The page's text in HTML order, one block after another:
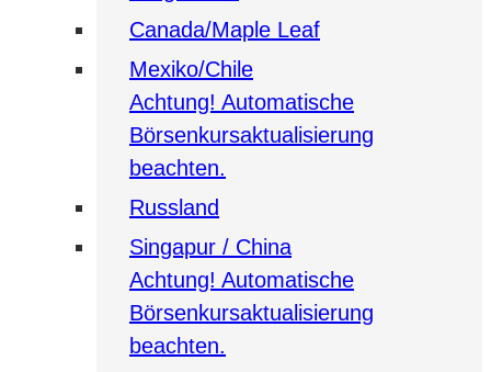
Canada/Maple Leaf
Mexiko/Chile
Achtung! Automatische
Börsenkursaktualisierung
beachten.
Russland
Singapur / China
Achtung! Automatische
Börsenkursaktualisierung
beachten.